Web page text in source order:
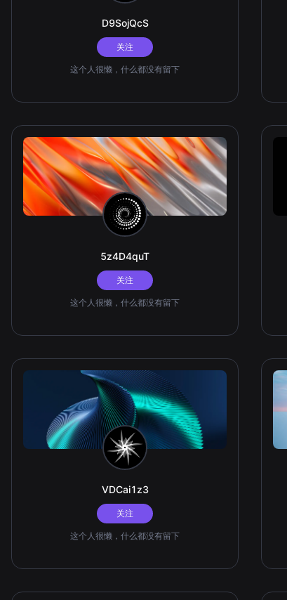
D9SojQcS
关注
这个人很懒，什么都没有留下
5z4D4quT
关注
这个人很懒，什么都没有留下
VDCai1z3
关注
这个人很懒，什么都没有留下